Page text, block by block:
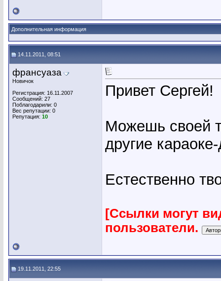
Дополнительная информация
14.11.2011, 08:51
франсуаза
Новичок
Регистрация: 16.11.2007
Сообщений: 27
Поблагодарили: 0
Вес репутации: 0
Репутация: 10
Привет Сергей!
Можешь своей
другие
Естественно
[Ссылки могут
пользователи.
19.11.2011, 22:55